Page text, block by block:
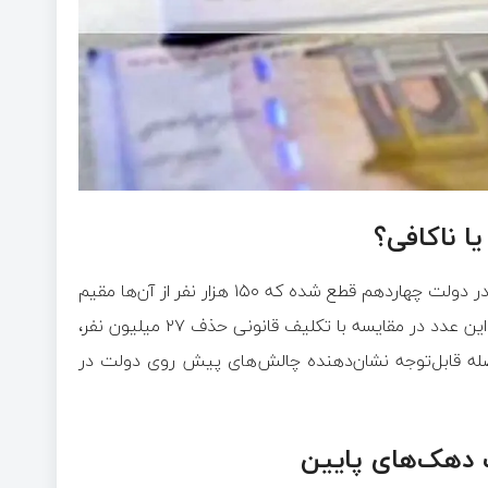
طبق گفته وزیر کار در اردیبهشت ۱۴۰۴، تاکنون یارانه ۷۵۰ هزار نفر در دولت چهاردهم قطع شده که ۱۵۰ هزار نفر از آن‌ها مقیم
خارج از کشور بوده و مابقی در دهک‌های بالای درآمدی قرار داشتند. این عدد در مقایسه با تکلیف قانونی حذف ۲۷ میلیون نفر،
قابل‌توجه نشان‌دهنده چالش‌های پیش روی دولت در